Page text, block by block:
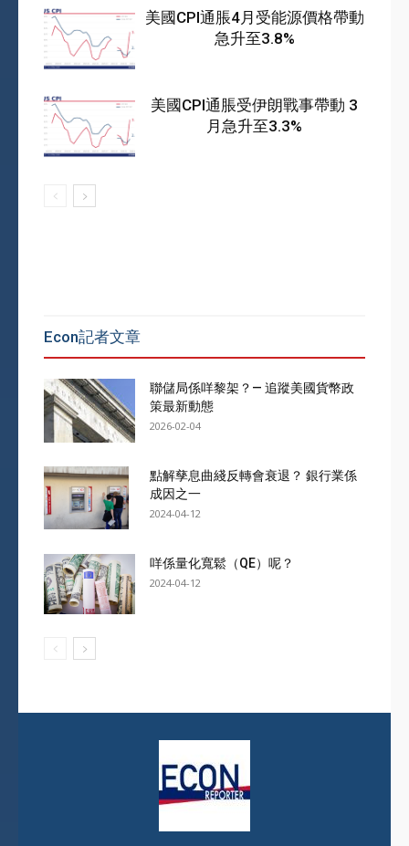
美國CPI通脹4月受能源價格帶動
急升至3.8%
美國CPI通脹受伊朗戰事帶動 3
月急升至3.3%
Econ記者文章
聯儲局係咩黎架？— 追蹤美國貨幣政
策最新動態
2026-02-04
點解孳息曲綫反轉會衰退？ 銀行業係
成因之一
2024-04-12
咩係量化寬鬆（QE）呢？
2024-04-12